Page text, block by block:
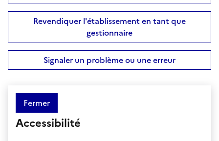
Revendiquer l'établissement en tant que
gestionnaire
Signaler un problème ou une erreur
Fermer
Accessibilité